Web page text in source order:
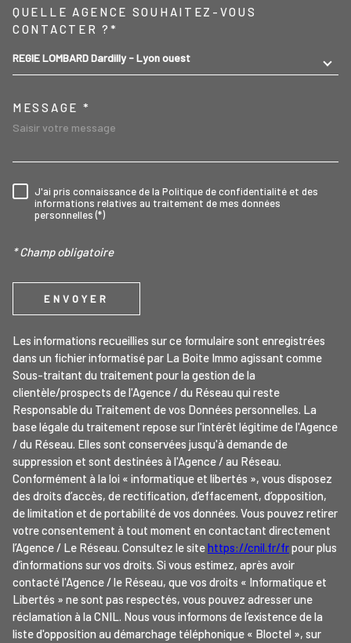
QUELLE AGENCE SOUHAITEZ-VOUS
CONTACTER ?*
REGIE LOMBARD Dardilly - Lyon ouest
MESSAGE *
RÈGLEMENTATION
J'ai pris connaissance de la Politique de confidentialité et des
informations relatives au traitement de mes données
personnelles (*)
* Champ obligatoire
ENVOYER
Les informations recueillies sur ce formulaire sont enregistrées
dans un fichier informatisé par La Boite Immo agissant comme
Sous-traitant du traitement pour la gestion de la
clientèle/prospects de l'Agence / du Réseau qui reste
Responsable du Traitement de vos Données personnelles. La
base légale du traitement repose sur l'intérêt légitime de l'Agence
/ du Réseau. Elles sont conservées jusqu'à demande de
suppression et sont destinées à l'Agence / au Réseau.
Conformément à la loi « informatique et libertés », vous disposez
des droits d’accès, de rectification, d’effacement, d’opposition,
de limitation et de portabilité de vos données. Vous pouvez retirer
votre consentement à tout moment en contactant directement
l’Agence / Le Réseau. Consultez le sitehttps://cnil.fr/frpour plus
d’informations sur vos droits. Si vous estimez, après avoir
contacté l'Agence / le Réseau, que vos droits « Informatique et
Libertés » ne sont pas respectés, vous pouvez adresser une
réclamation à la CNIL. Nous vous informons de l’existence de la
liste d'opposition au démarchage téléphonique « Bloctel », sur